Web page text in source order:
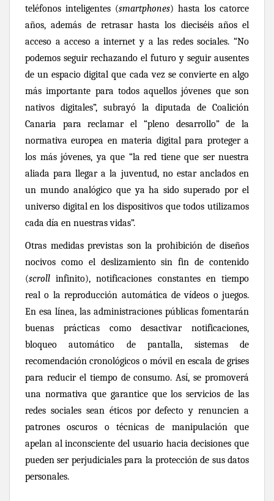
teléfonos inteligentes (smartphones) hasta los catorce
años, además de retrasar hasta los dieciséis años el
acceso a acceso a internet y a las redes sociales. “No
podemos seguir rechazando el futuro y seguir ausentes
de un espacio digital que cada vez se convierte en algo
más importante para todos aquellos jóvenes que son
nativos digitales”, subrayó la diputada de Coalición
Canaria para reclamar el “pleno desarrollo” de la
normativa europea en materia digital para proteger a
los más jóvenes, ya que “la red tiene que ser nuestra
aliada para llegar a la juventud, no estar anclados en
un mundo analógico que ya ha sido superado por el
universo digital en los dispositivos que todos utilizamos
cada día en nuestras vidas”.
Otras medidas previstas son la prohibición de diseños
nocivos como el deslizamiento sin fin de contenido
(scroll infinito), notificaciones constantes en tiempo
real o la reproducción automática de vídeos o juegos.
En esa línea, las administraciones públicas fomentarán
buenas prácticas como desactivar notificaciones,
bloqueo automático de pantalla, sistemas de
recomendación cronológicos o móvil en escala de grises
para reducir el tiempo de consumo. Así, se promoverá
una normativa que garantice que los servicios de las
redes sociales sean éticos por defecto y renuncien a
patrones oscuros o técnicas de manipulación que
apelan al inconsciente del usuario hacia decisiones que
pueden ser perjudiciales para la protección de sus datos
personales.